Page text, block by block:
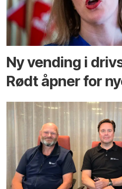
Ny vending i
Rødt åpner for